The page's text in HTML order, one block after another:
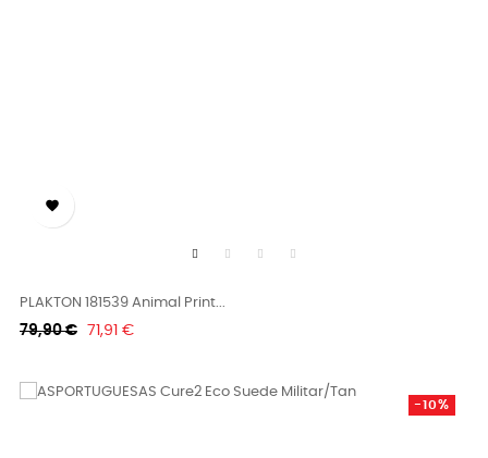

PLAKTON 181539 Animal Print...
Κανονική
79,90 € Τιμή
71,91 €
-10%